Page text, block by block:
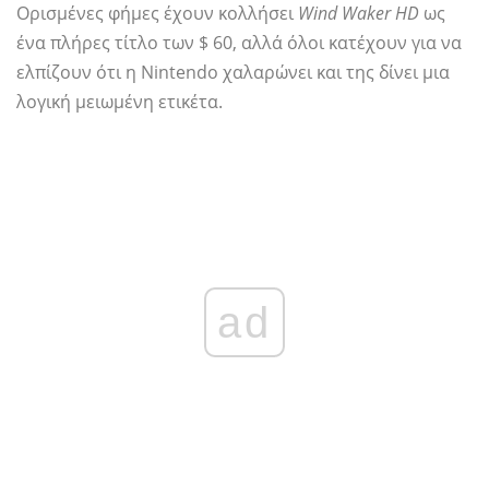
Ορισμένες φήμες έχουν κολλήσει Wind Waker HD ως
ένα πλήρες τίτλο των $ 60, αλλά όλοι κατέχουν για να
ελπίζουν ότι η Nintendo χαλαρώνει και της δίνει μια
λογική μειωμένη ετικέτα.
ad